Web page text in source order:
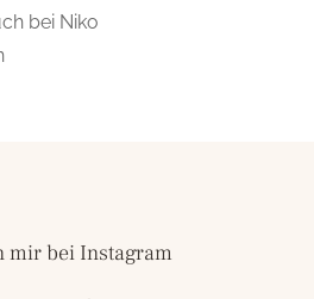
bei Niko
mir bei Instagram